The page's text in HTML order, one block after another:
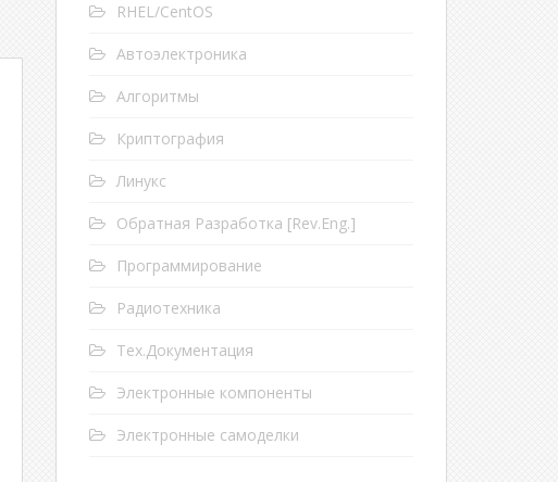
RHEL/CentOS
Автоэлектроника
Алгоритмы
Криптография
Линукс
Обратная Разработка [Rev.Eng.]
Программирование
Радиотехника
Тех.Документация
Электронные компоненты
Электронные самоделки